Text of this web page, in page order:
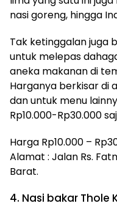
nasi goreng, hingga
Tak ketinggalan juga
untuk melepas
aneka makanan di
Harganya berkisar di
dan untuk menu
Rp10.000-Rp30.000
Harga Rp10.000 –
Alamat : Jalan Rs.
Barat.
4. Nasi bakar